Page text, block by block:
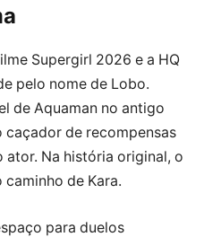
Supergirl 2026 e a HQ
pelo nome de Lobo.
de Aquaman no antigo
caçador de recompensas
Na história original, o
de Kara.
para duelos